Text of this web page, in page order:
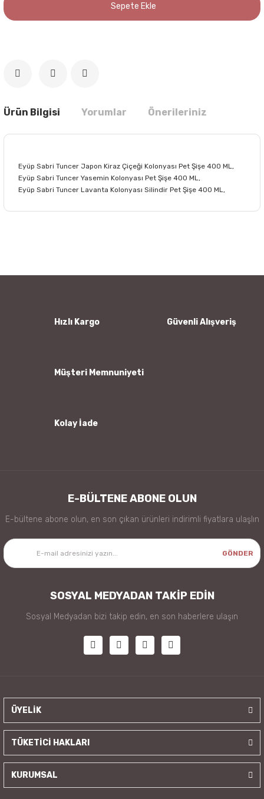
Sepete Ekle
Ürün Bilgisi Yorumlar Önerileriniz
Eyüp Sabri Tuncer Japon Kiraz Çiçeği Kolonyası Pet Şişe 400 ML,
Eyüp Sabri Tuncer Yasemin Kolonyası Pet Şişe 400 ML,
Eyüp Sabri Tuncer Lavanta Kolonyası Silindir Pet Şişe 400 ML,
Ürün bilgilerinde hatalar bulunuyor.
Hızlı Kargo Güvenli Alışveriş
Müşteri Memnuniyeti
Kolay İade
E-BÜLTENE ABONE OLUN
E-bültene abone olun, en son çıkan ürünleri indirimli fiyatlara ulaşlın
GÖNDER
SOSYAL MEDYADAN TAKİP EDİN
Sosyal Medyadan bizi takip edin, en son haberlere ulaşın
ÜYELİK
TÜKETİCİ HAKLARI
KURUMSAL